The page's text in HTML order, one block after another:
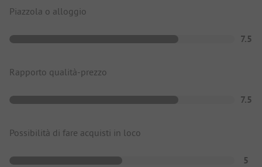
Piazzola o alloggio
7.5
Rapporto qualità-prezzo
7.5
Possibilità di fare acquisti in loco
5